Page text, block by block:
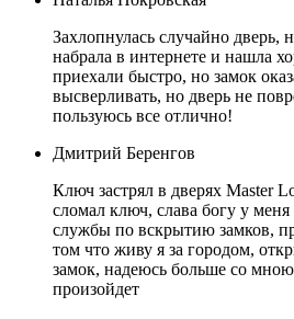
Захлопнулась случайно дверь,
набрала в интернете и нашла
приехали быстро, но замок
высверливать, но дверь не
пользуюсь все отлично!
Дмитрий Беренгов
Ключ застрял в дверях Master
сломал ключ, слава богу у
службы по вскрытию замков,
том что живу я за городом,
замок, надеюсь больше со
произойдет